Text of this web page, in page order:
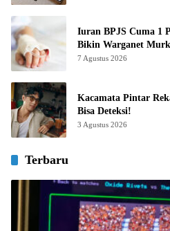
Iuran BPJS Cuma 1
Bikin Warganet
7 Agustus 2026
Kacamata Pintar
Bisa Deteksi!
3 Agustus 2026
Terbaru